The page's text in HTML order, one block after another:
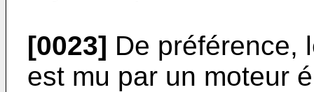
[0023] De préférence,
est mu par un moteur